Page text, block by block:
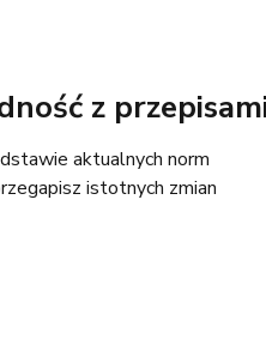
z
aktualnych norm
istotnych zmian